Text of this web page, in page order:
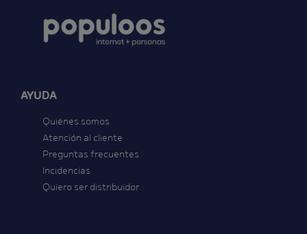
AYUDA
Quiénes somos
Atención al cliente
Preguntas frecuentes
Incidencias
Quiero ser distribuidor